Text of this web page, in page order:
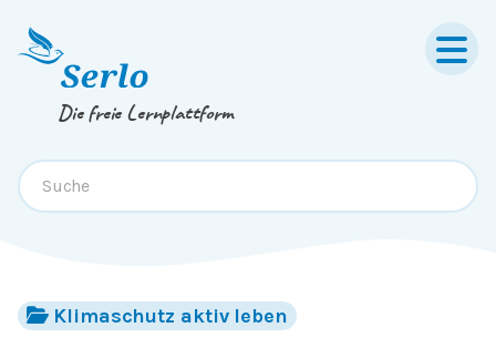
Springe zum
Die freie Lernplattform
Klimaschutz aktiv leben